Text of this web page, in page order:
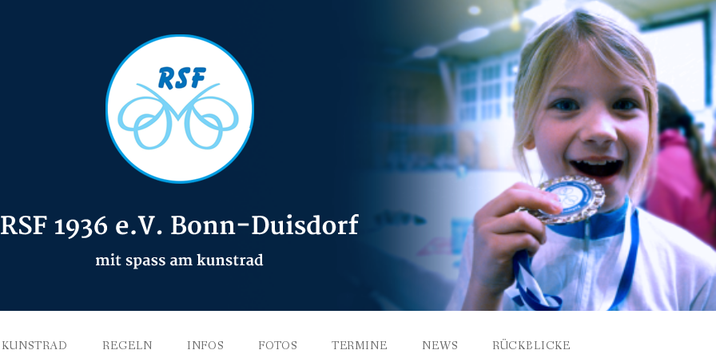
KUNSTRAD REGELN INFOS FOTOS TERMINE NEWS RÜCKBLICKE